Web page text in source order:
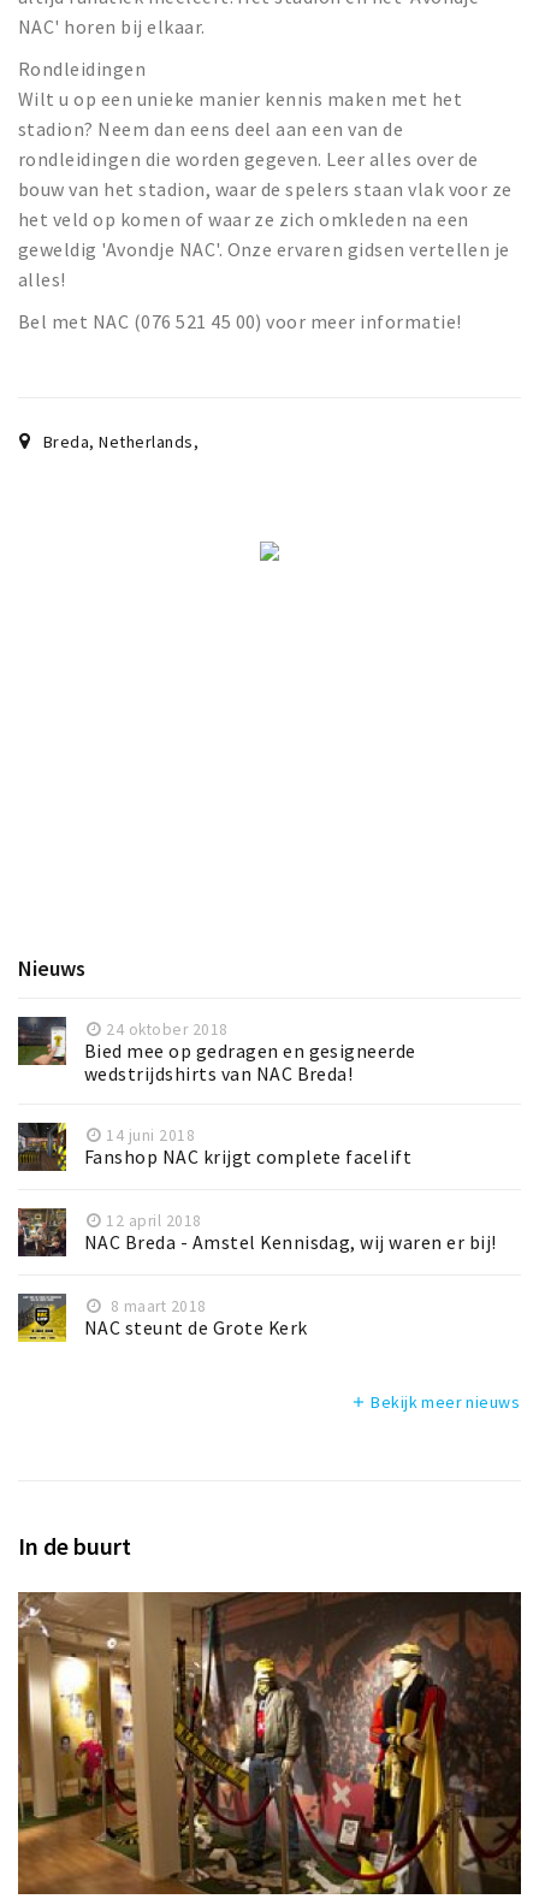
NAC' horen bij elkaar.
Rondleidingen
Wilt u op een unieke manier kennis maken met het
stadion? Neem dan eens deel aan een van de
rondleidingen die worden gegeven. Leer alles over de
bouw van het stadion, waar de spelers staan vlak voor ze
het veld op komen of waar ze zich omkleden na een
geweldig 'Avondje NAC'. Onze ervaren gidsen vertellen je
alles!
Bel met NAC (076 521 45 00) voor meer informatie!
Breda, Netherlands,
Nieuws
24 oktober 2018
Bied mee op gedragen en gesigneerde
wedstrijdshirts van NAC Breda!
14 juni 2018
Fanshop NAC krijgt complete facelift
12 april 2018
NAC Breda - Amstel Kennisdag, wij waren er bij!
8 maart 2018
NAC steunt de Grote Kerk
add Bekijk meer nieuws
In de buurt